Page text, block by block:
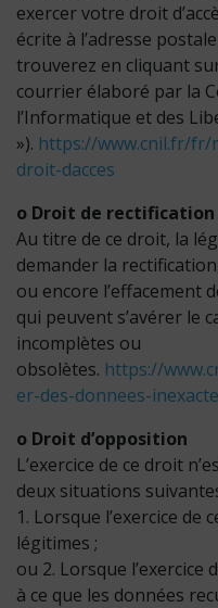
exercer votre droit
écrite à l’adresse
trouverez en cliquant
courrier élaboré par la
l’Informatique et des
»). https://www.cnil.fr/
droit-dacces
o Droit de rectification
Au titre de ce droit, la
demander la
ou encore l’effacement
qui peuvent s’avérer le
incomplètes ou
obsolètes. https://
er-des-donnees-
o Droit d’opposition
L’exercice de ce droit
deux situations
1. Lorsque l’exercice
légitimes ;
ou 2. Lorsque l’exercice
à ce que les données